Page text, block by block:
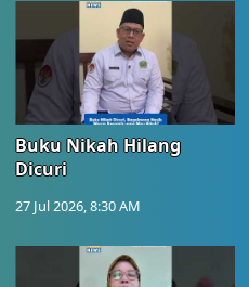
Buku Nikah Hilang
Dicuri
27 Jul 2026, 8:30 AM